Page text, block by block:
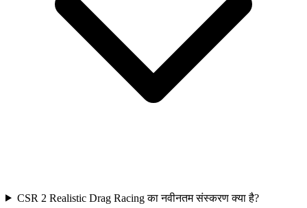
CSR 2 Realistic Drag Racing का नवीनतम संस्करण क्या है?